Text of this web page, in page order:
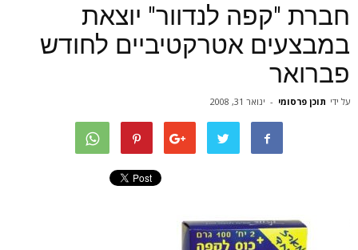
חברת "קפה לנדוור" יוצאת
במבצעים אטרקטיביים לחודש
פברואר
על ידי תוכן פרסומי - ינואר 31, 2008